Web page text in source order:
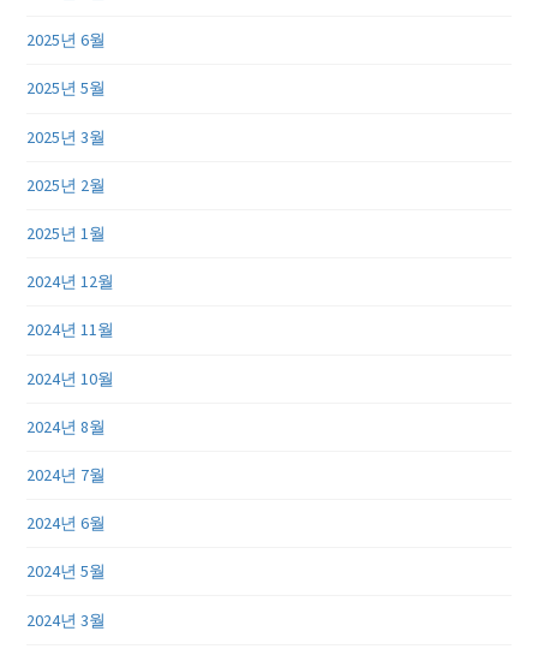
2025년 6월
2025년 5월
2025년 3월
2025년 2월
2025년 1월
2024년 12월
2024년 11월
2024년 10월
2024년 8월
2024년 7월
2024년 6월
2024년 5월
2024년 3월